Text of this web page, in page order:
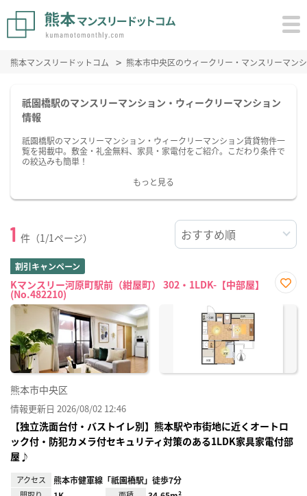
熊本マンスリードットコム 熊本市中央区のウィークリー・マンスリーマン
祇園橋駅のマンスリーマンション・ウィークリーマンション
情報
祇園橋駅のマンスリーマンション・ウィークリーマンション賃貸物件一
覧を掲載中。敷金・礼金無料、家具・家電付をご紹介。こだわり条件で
の絞込みも簡単！
もっと見る
1 件（1/1ページ）
割引キャンペーン
Kマンスリー河原町駅前（紺屋町） 302・1LDK-【中部屋】
(No.482210)
に入
熊本市中央区
情報更新日 2026/08/02 12:46
【独立洗面台付・バストイレ別】熊本駅や市街地に近くオートロ
ック付・防犯カメラ付セキュリティ対策のある1LDK家具家電付部
屋♪
アクセス 熊本市健軍線「祇園橋駅」徒歩7分